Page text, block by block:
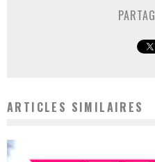
ARTICLES SIMILAIRES